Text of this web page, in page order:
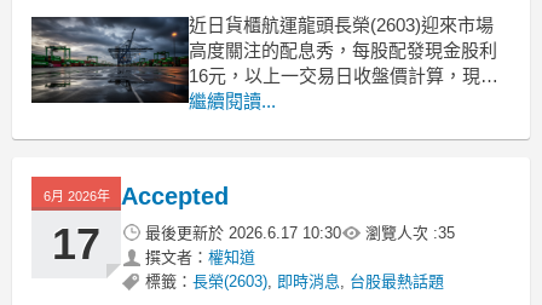
近日貨櫃航運龍頭長榮(2603)迎來市場
高度關注的配息秀，每股配發現金股利
16元，以上一交易日收盤價計算，現金
殖利率逾7%。然而，除息首日股價走勢
市發展與市場焦點，法人機構統整出以
下幾項關
繼續閱讀...
6月 2026年
17
Accepted
最後更新於 2026.6.17 10:30 瀏覽人次 :35
撰文者： 權知道
標籤： 長榮(2603), 即時消息, 台股最熱話題